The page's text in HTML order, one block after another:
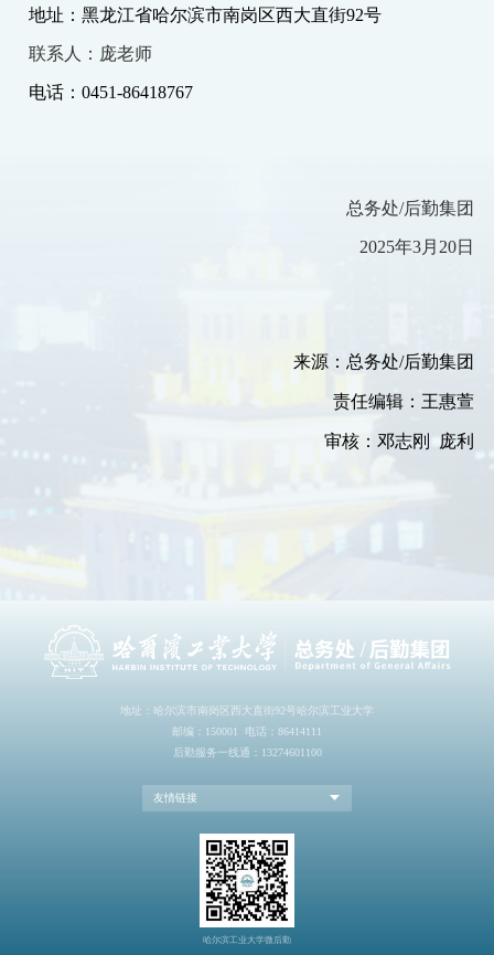
地址：黑龙江省哈尔滨市南岗区西大直街92号
联系人：庞老师
电话： 0451-86418767
总务处/后勤集团
2025年3月20日
来源： 总务处/后勤集团
责任编辑：王惠萱
审核：邓志刚 庞利
地址：哈尔滨市南岗区西大直街92号哈尔滨工业大学
邮编：150001 电话：86414111
后勤服务一线通：13274601100
友情链接
哈尔滨工业大学微后勤